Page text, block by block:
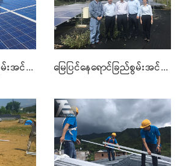
မြေပြင်နေရောင်ခြည်စွမ်းအင်သုံး SYSTEM ကို မြေပြင်နေရောင်ခြည်စွမ်းအင်သုံး SYSTEM ကို